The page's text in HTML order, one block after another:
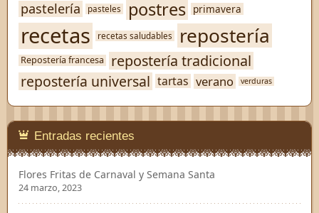
pastelería pasteles postres primavera
recetas recetas saludables repostería
Repostería francesa
repostería tradicional
repostería universal tartas verano verduras
Entradas recientes
Flores Fritas de Carnaval y Semana Santa
24 marzo, 2023